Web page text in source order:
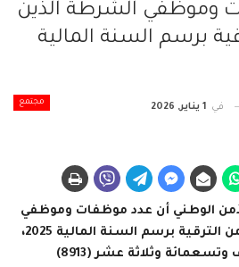
وموظفي الشرطة الذين
برسم السنة المالية
مجتمع في 1 يناير, 2026
الوطني أن عدد موظفات وموظفي
الشرطة الذين استفادوا من الترقية برسم السنة المالية 2025،
بلغ مجموعهم ثمانية آلاف وتسعمائة وثلاثة عشر (8913)